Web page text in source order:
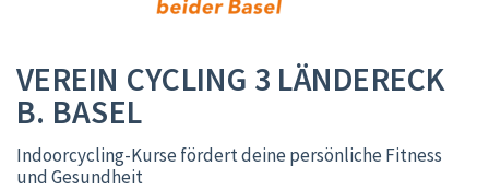
VEREIN CYCLING 3 LÄNDERECK
B. BASEL
Indoorcycling-Kurse fördert deine persönliche Fitness
und Gesundheit